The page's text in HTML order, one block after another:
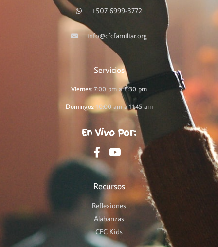
+507 6999-3772
info@cfcfamiliar.org
Servicios
Viernes: 7:00 pm a 8:30 pm
Domingos: 10:00 am a 11:45 am
En Vivo Por:
Recursos
Reflexiones
Alabanzas
CFC Kids